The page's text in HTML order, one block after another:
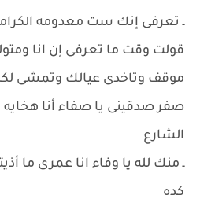
ـ تعرفى إنك ست معدومه
قولت وقت ما تعرفى إن انا
موقف وتاخدى عيالك وتمشى
صفر صدقينى يا صفاء أنا
الشارع
ـ منك لله يا وفاء انا عمرى ما
كده